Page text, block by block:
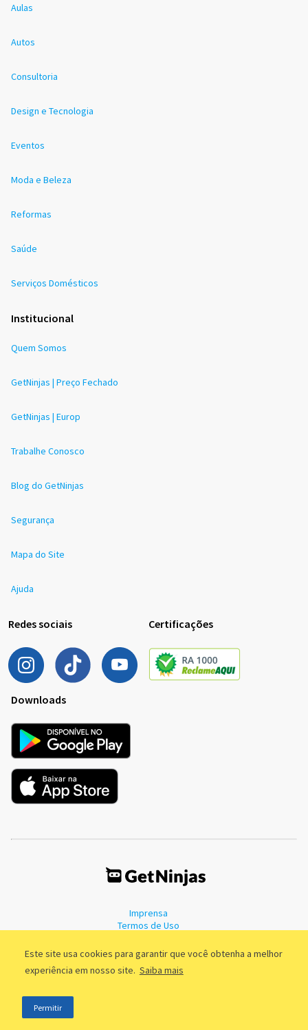
Este site usa cookies para garantir que você obtenha a melhor
experiência em nosso site. Saiba mais
Permitir
Aulas
Autos
Consultoria
Design e Tecnologia
Eventos
Moda e Beleza
Reformas
Saúde
Serviços Domésticos
Institucional
Quem Somos
GetNinjas | Preço Fechado
GetNinjas | Europ
Trabalhe Conosco
Blog do GetNinjas
Segurança
Mapa do Site
Ajuda
Redes sociais Certificações
Downloads
Imprensa
Termos de Uso
©2011 - 2026, GetNinjas LTDA. CNPJ 55.744.877/0001-89 - Rua Dr.
Fernandes Coelho, 85 - 3º andar - São Paulo/SP - Brasil